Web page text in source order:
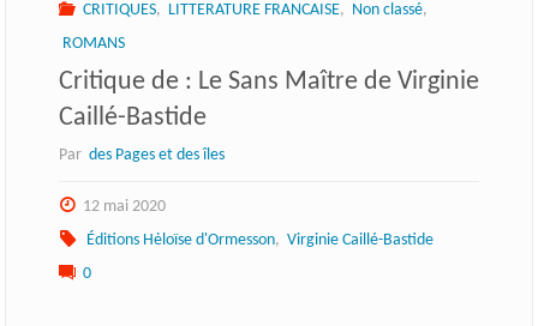
CRITIQUES, LITTERATURE FRANCAISE, Non classé,
ROMANS
Critique de : Le Sans Maître de Virginie
Caillé-Bastide
Par des Pages et des îles
12 mai 2020
Éditions Hėloïse d'Ormesson, Virginie Caillé-Bastide
0